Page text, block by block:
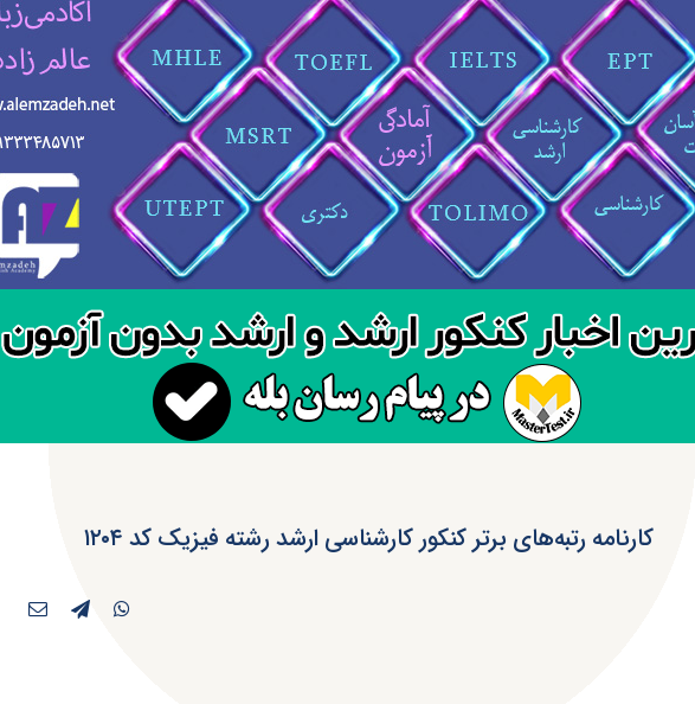
کارنامه رتبه‌های برتر کنکور کارشناسی ارشد رشته فیزیک کد ۱۲۰۴